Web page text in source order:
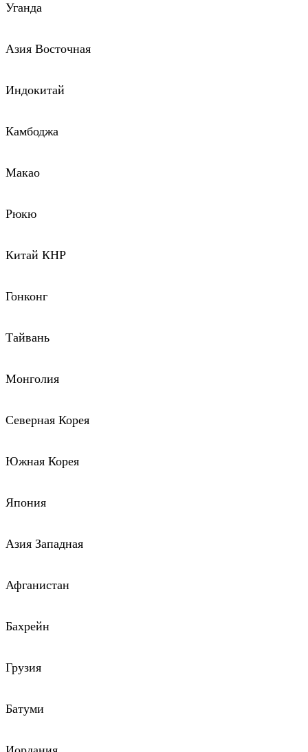
Уганда
Азия Восточная
Индокитай
Камбоджа
Макао
Рюкю
Китай КНР
Гонконг
Тайвань
Монголия
Северная Корея
Южная Корея
Япония
Азия Западная
Афганистан
Бахрейн
Грузия
Батуми